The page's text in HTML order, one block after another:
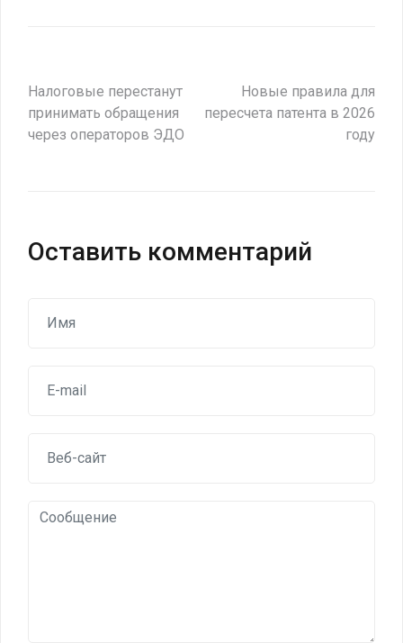
Навигация
по
Налоговые перестанут
принимать обращения
через операторов ЭДО
Новые правила для
пересчета патента в 2026
году
Оставить комментарий